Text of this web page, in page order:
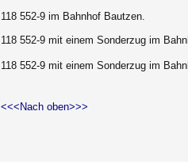
118 552-9 im Bahnhof Bautzen.
118 552-9 mit einem Sonderzug im
118 552-9 mit einem Sonderzug im
<<<Nach oben>>>